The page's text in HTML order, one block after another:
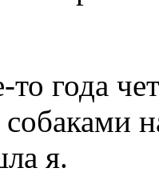
то года
я.